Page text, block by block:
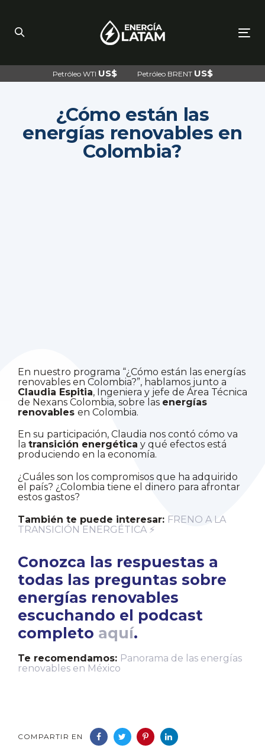
primary
navigation
content
Petróleo WTI US$ Petróleo BRENT US$
¿Cómo están las
energías renovables en
Colombia?
En nuestro programa “¿Cómo están las energías
renovables en Colombia?”, hablamos junto a
Claudia Espitia, Ingeniera y jefe de Área Técnica
de Nexans Colombia, sobre las energías
renovables en Colombia.
En su participación, Claudia nos contó cómo va
la transición energética y qué efectos está
produciendo en la economía.
¿Cuáles son los compromisos que ha adquirido
el país? ¿Colombia tiene el dinero para afrontar
estos gastos?
También te puede interesar: FRENO A LA
TRANSICIÓN ENERGÉTICA ⚡
Conozca las respuestas a
todas las preguntas sobre
energías renovables
escuchando el podcast
completo aquí.
Te recomendamos: Panorama de las energías
renovables en México
COMPARTIR EN